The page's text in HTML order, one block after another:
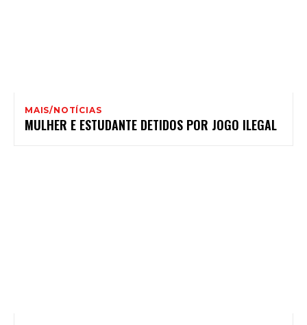
MAIS/NOTÍCIAS
MULHER E ESTUDANTE DETIDOS POR JOGO ILEGAL